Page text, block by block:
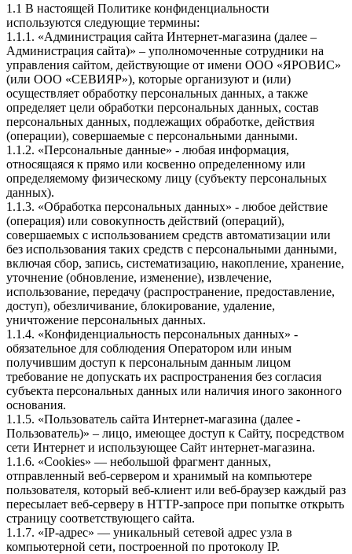
1.1 В настоящей Политике конфиденциальности
используются следующие термины:
1.1.1. «Администрация сайта Интернет-магазина (далее –
Администрация сайта)» – уполномоченные сотрудники на
управления сайтом, действующие от имени ООО «ЯРОВИС»
(или ООО «СЕВИЯР»), которые организуют и (или)
осуществляет обработку персональных данных, а также
определяет цели обработки персональных данных, состав
персональных данных, подлежащих обработке, действия
(операции), совершаемые с персональными данными.
1.1.2. «Персональные данные» - любая информация,
относящаяся к прямо или косвенно определенному или
определяемому физическому лицу (субъекту персональных
данных).
1.1.3. «Обработка персональных данных» - любое действие
(операция) или совокупность действий (операций),
совершаемых с использованием средств автоматизации или
без использования таких средств с персональными данными,
включая сбор, запись, систематизацию, накопление, хранение,
уточнение (обновление, изменение), извлечение,
использование, передачу (распространение, предоставление,
доступ), обезличивание, блокирование, удаление,
уничтожение персональных данных.
1.1.4. «Конфиденциальность персональных данных» -
обязательное для соблюдения Оператором или иным
получившим доступ к персональным данным лицом
требование не допускать их распространения без согласия
субъекта персональных данных или наличия иного законного
основания.
1.1.5. «Пользователь сайта Интернет-магазина (далее -
Пользователь)» – лицо, имеющее доступ к Сайту, посредством
сети Интернет и использующее Сайт интернет-магазина.
1.1.6. «Cookies» — небольшой фрагмент данных,
отправленный веб-сервером и хранимый на компьютере
пользователя, который веб-клиент или веб-браузер каждый раз
пересылает веб-серверу в HTTP-запросе при попытке открыть
страницу соответствующего сайта.
1.1.7. «IP-адрес» — уникальный сетевой адрес узла в
компьютерной сети, построенной по протоколу IP.